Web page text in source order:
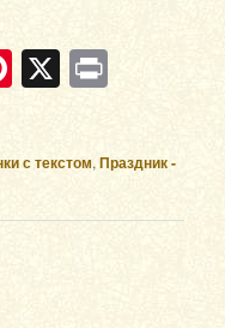
Pinterest
X
с текстом,Праздник -